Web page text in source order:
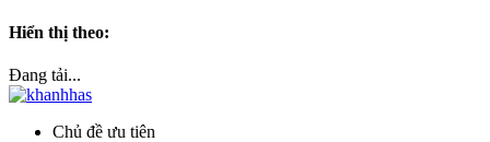
Hiển thị theo:
Đang tải...
Chủ đề ưu tiên